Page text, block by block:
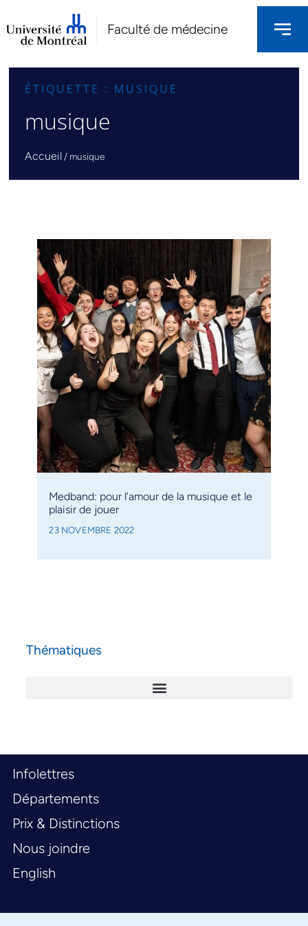
Faculté de médecine
ÉTIQUETTE : MUSIQUE
musique
Accueil / musique
Medband: pour l’amour de la musique et le
plaisir de jouer
23 NOVEMBRE 2022
Thématiques
Infolettres
Départements
Prix & Distinctions
Nous joindre
English